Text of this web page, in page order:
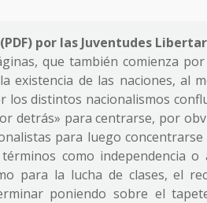
por las Juventudes
que también comienza
existencia de las naciones, al
los distintos nacionalismos
detrás» para centrarse, por
para luego
como independencia
para la lucha de clases, el
poniendo sobre el